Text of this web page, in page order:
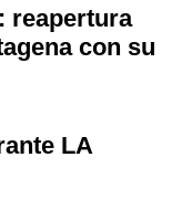
reapertura
con su
LA